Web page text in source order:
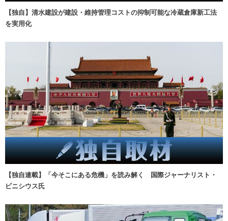
【独自】清水建設が建設・維持管理コストの抑制可能な冷蔵倉庫新工法
を実用化
【独自連載】「今そこにある危機」を読み解く 国際ジャーナリスト・
ビニシウス氏